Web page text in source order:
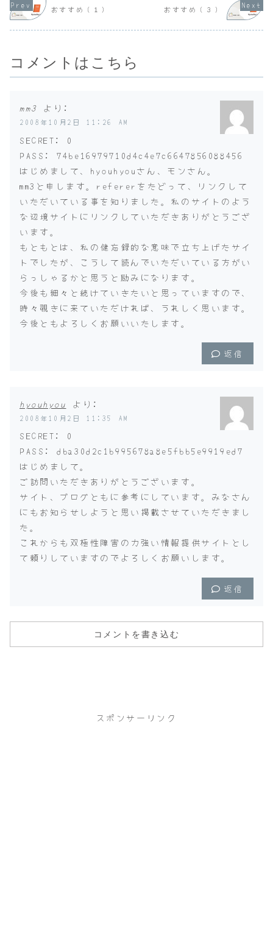
がとめてあってバ
ンパーをこすって
しまいました。
帰ガイド・職場復
帰の流れがわかり
がうつになったら
たのですが
み取扱いの
あ...
おすすめ（１） おすすめ（３）
コメントはこちら
mm3 より:
2008年10月2日 11:26 AM
SECRET: 0
PASS: 74be16979710d4c4e7c6647856088456
はじめまして、hyouhyouさん、モンさん。
mm3と申します。refererをたどって、リンクして
いただいている事を知りました。私のサイトのよう
な辺境サイトにリンクしていただきありがとうござ
います。
もともとは、私の健忘録的な意味で立ち上げたサイ
トでしたが、こうして読んでいただいている方がい
らっしゃるかと思うと励みになります。
今後も細々と続けていきたいと思っていますので、
時々覗きに来ていただければ、うれしく思います。
今後ともよろしくお願いいたします。
返信
hyouhyou より:
2008年10月2日 11:35 AM
SECRET: 0
PASS: dba30d2c1b995678a8e5fbb5e9919ed7
はじめまして。
ご訪問いただきありがとうございます。
サイト、ブログともに参考にしています。みなさん
にもお知らせしようと思い掲載させていただきまし
た。
これからも双極性障害の力強い情報提供サイトとし
て頼りしていますのでよろしくお願いします。
返信
コメントを書き込む
スポンサーリンク